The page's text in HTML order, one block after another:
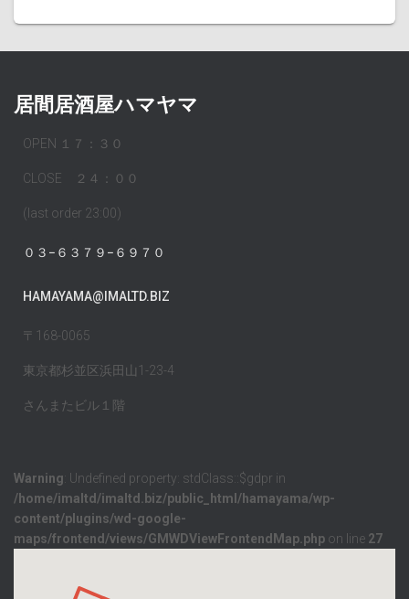
居間居酒屋ハマヤマ
OPEN １７：３０
CLOSE ２４：００
(last order 23:00)
０３−６３７９−６９７０
HAMAYAMA@IMALTD.BIZ
〒168-0065
東京都杉並区浜田山1-23-4
さんまたビル１階
Warning: Undefined property: stdClass::$gdpr in
/home/imaltd/imaltd.biz/public_html/hamayama/wp-
content/plugins/wd-google-
maps/frontend/views/GMWDViewFrontendMap.php on line 27